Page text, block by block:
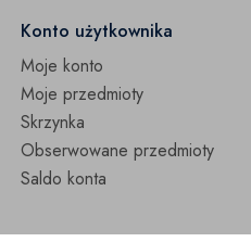
Konto użytkownika
Moje konto
Moje przedmioty
Skrzynka
Obserwowane przedmioty
Saldo konta